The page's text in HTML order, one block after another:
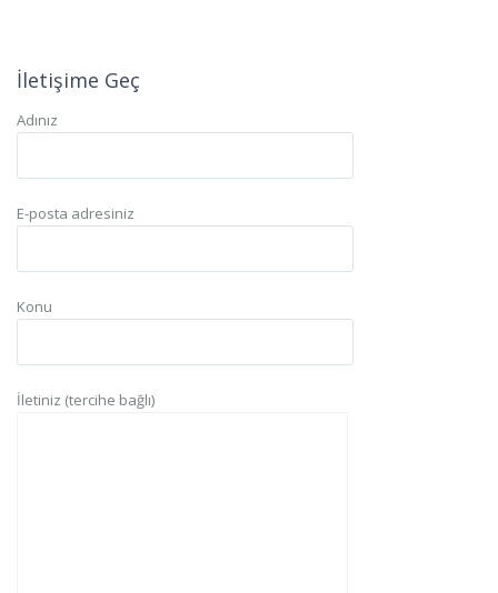
İletişime Geç
Adınız
E-posta adresiniz
Konu
İletiniz (tercihe bağlı)